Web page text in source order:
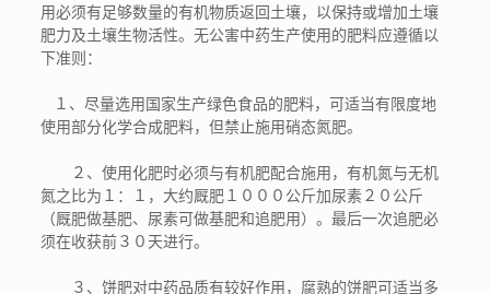
用必须有足够数量的有机物质返回土壤，以保持或增加土壤
肥力及土壤生物活性。无公害中药生产使用的肥料应遵循以
下准则：
１、尽量选用国家生产绿色食品的肥料，可适当有限度地
使用部分化学合成肥料，但禁止施用硝态氮肥。
２、使用化肥时必须与有机肥配合施用，有机氮与无机
氮之比为１：１，大约厩肥１０００公斤加尿素２０公斤
（厩肥做基肥、尿素可做基肥和追肥用）。最后一次追肥必
须在收获前３０天进行。
３、饼肥对中药品质有较好作用，腐熟的饼肥可适当多